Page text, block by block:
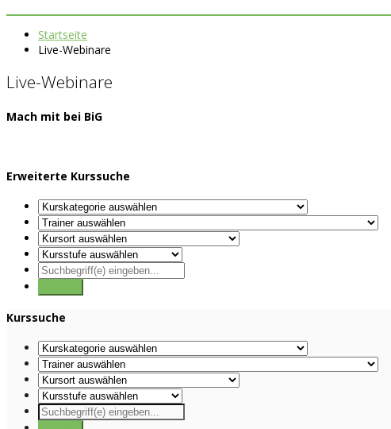
Startseite
Live-Webinare
Live-Webinare
Mach mit bei BiG
Erweiterte Kurssuche
Kurssuche